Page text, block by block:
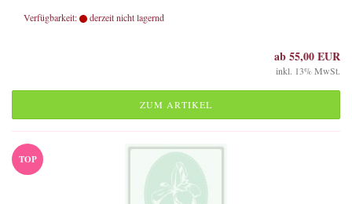
Verfügbarkeit: derzeit nicht lagernd
ab 55,00 EUR
inkl. 13% MwSt.
ZUM ARTIKEL
TOP